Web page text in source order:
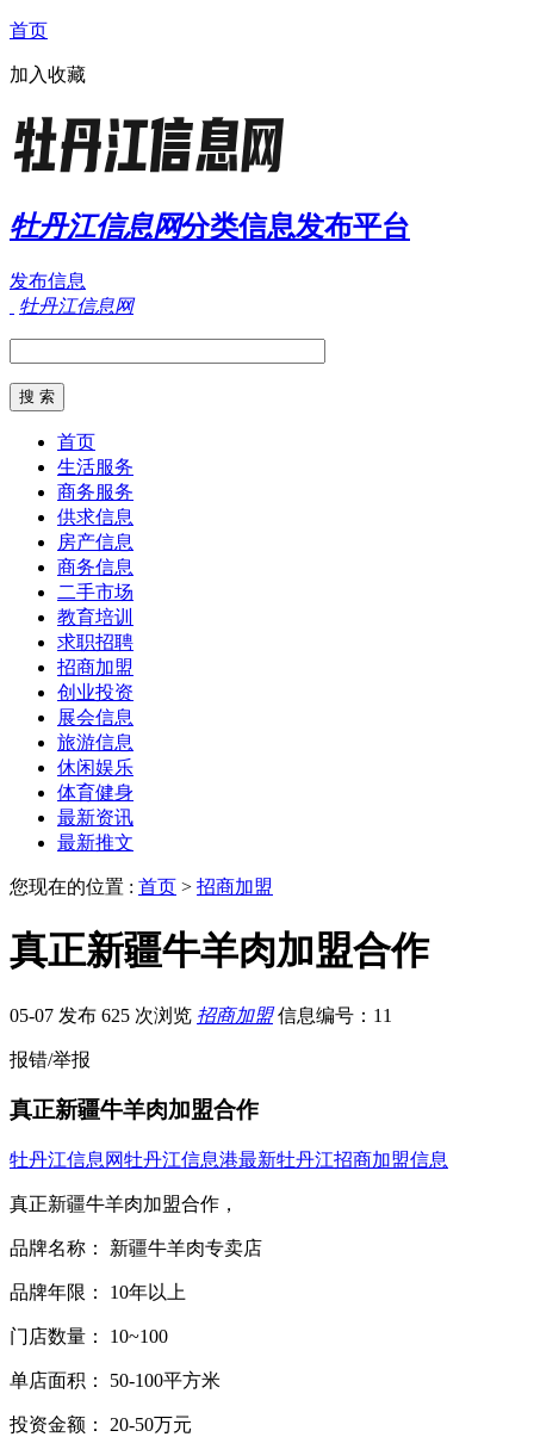
首页
加入收藏
牡丹江信息网分类信息发布平台
发布信息
牡丹江信息网
首页
生活服务
商务服务
供求信息
房产信息
商务信息
二手市场
教育培训
求职招聘
招商加盟
创业投资
展会信息
旅游信息
休闲娱乐
体育健身
最新资讯
最新推文
您现在的位置 : 首页 > 招商加盟
真正新疆牛羊肉加盟合作
05-07 发布 625 次浏览 招商加盟 信息编号：11
报错/举报
真正新疆牛羊肉加盟合作
牡丹江信息网牡丹江信息港最新牡丹江招商加盟信息
真正新疆牛羊肉加盟合作，
品牌名称： 新疆牛羊肉专卖店
品牌年限： 10年以上
门店数量： 10~100
单店面积： 50-100平方米
投资金额： 20-50万元